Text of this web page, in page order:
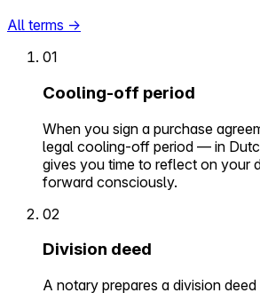
All terms →
01
Cooling-off period
When you sign a purchase
legal cooling-off period — in
gives you time to reflect on your
forward consciously.
02
Division deed
A notary prepares a division